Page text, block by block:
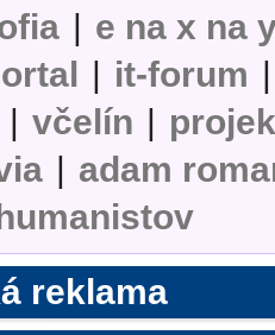
| e na x na
| it-forum |
| včelín |
| adam
reklama